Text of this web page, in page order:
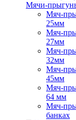
Мячи-
Мяч-
25мм
Мяч-
27мм
Мяч-
32мм
Мяч-
45мм
Мяч-
64 мм
Мяч-
банках